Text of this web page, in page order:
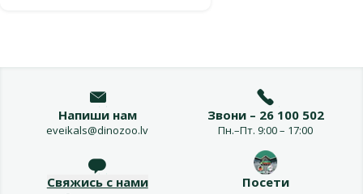
Напиши нам
eveikals@dinozoo.lv
Звони – 26 100 502
Пн.–Пт. 9:00 – 17:00
Свяжись с нами Посети